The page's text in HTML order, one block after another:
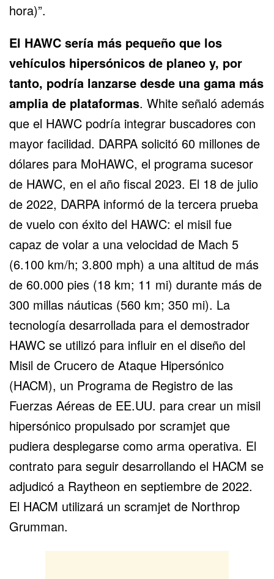
hora)”.
El HAWC sería más pequeño que los
vehículos hipersónicos de planeo y, por
tanto, podría lanzarse desde una gama más
amplia de plataformas. White señaló además
que el HAWC podría integrar buscadores con
mayor facilidad. DARPA solicitó 60 millones de
dólares para MoHAWC, el programa sucesor
de HAWC, en el año fiscal 2023. El 18 de julio
de 2022, DARPA informó de la tercera prueba
de vuelo con éxito del HAWC: el misil fue
capaz de volar a una velocidad de Mach 5
(6.100 km/h; 3.800 mph) a una altitud de más
de 60.000 pies (18 km; 11 mi) durante más de
300 millas náuticas (560 km; 350 mi). La
tecnología desarrollada para el demostrador
HAWC se utilizó para influir en el diseño del
Misil de Crucero de Ataque Hipersónico
(HACM), un Programa de Registro de las
Fuerzas Aéreas de EE.UU. para crear un misil
hipersónico propulsado por scramjet que
pudiera desplegarse como arma operativa. El
contrato para seguir desarrollando el HACM se
adjudicó a Raytheon en septiembre de 2022.
El HACM utilizará un scramjet de Northrop
Grumman.